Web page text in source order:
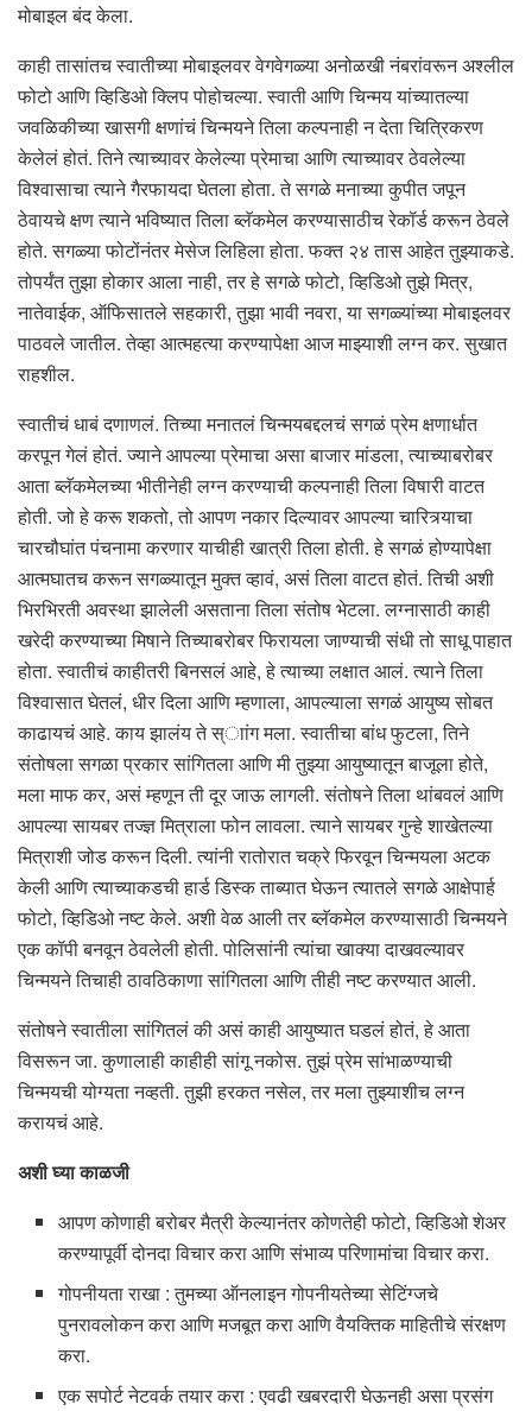
मोबाइल बंद केला.
काही तासांतच स्वातीच्या मोबाइलवर वेगवेगळ्या अनोळखी नंबरांवरून अश्लील
फोटो आणि व्हिडिओ क्लिप पोहोचल्या. स्वाती आणि चिन्मय यांच्यातल्या
जवळिकीच्या खासगी क्षणांचं चिन्मयने तिला कल्पनाही न देता चित्रिकरण
केलेलं होतं. तिने त्याच्यावर केलेल्या प्रेमाचा आणि त्याच्यावर ठेवलेल्या
विश्वासाचा त्याने गैरफायदा घेतला होता. ते सगळे मनाच्या कुपीत जपून
ठेवायचे क्षण त्याने भविष्यात तिला ब्लॅकमेल करण्यासाठीच रेकॉर्ड करून ठेवले
होते. सगळ्या फोटोंनंतर मेसेज लिहिला होता. फक्त २४ तास आहेत तुझ्याकडे.
तोपर्यंत तुझा होकार आला नाही, तर हे सगळे फोटो, व्हिडिओ तुझे मित्र,
नातेवाईक, ऑफिसातले सहकारी, तुझा भावी नवरा, या सगळ्यांच्या मोबाइलवर
पाठवले जातील. तेव्हा आत्महत्या करण्यापेक्षा आज माझ्याशी लग्न कर. सुखात
राहशील.
स्वातीचं धाबं दणाणलं. तिच्या मनातलं चिन्मयबद्दलचं सगळं प्रेम क्षणार्धात
करपून गेलं होतं. ज्याने आपल्या प्रेमाचा असा बाजार मांडला, त्याच्याबरोबर
आता ब्लॅकमेलच्या भीतीनेही लग्न करण्याची कल्पनाही तिला विषारी वाटत
होती. जो हे करू शकतो, तो आपण नकार दिल्यावर आपल्या चारित्र्याचा
चारचौघांत पंचनामा करणार याचीही खात्री तिला होती. हे सगळं होण्यापेक्षा
आत्मघातच करून सगळ्यातून मुक्त व्हावं, असं तिला वाटत होतं. तिची अशी
भिरभिरती अवस्था झालेली असताना तिला संतोष भेटला. लग्नासाठी काही
खरेदी करण्याच्या मिषाने तिच्याबरोबर फिरायला जाण्याची संधी तो साधू पाहात
होता. स्वातीचं काहीतरी बिनसलं आहे, हे त्याच्या लक्षात आलं. त्याने तिला
विश्वासात घेतलं, धीर दिला आणि म्हणाला, आपल्याला सगळं आयुष्य सोबत
काढायचं आहे. काय झालंय ते स्ाांग मला. स्वातीचा बांध फुटला, तिने
संतोषला सगळा प्रकार सांगितला आणि मी तुझ्या आयुष्यातून बाजूला होते,
मला माफ कर, असं म्हणून ती दूर जाऊ लागली. संतोषने तिला थांबवलं आणि
आपल्या सायबर तज्ज्ञ मित्राला फोन लावला. त्याने सायबर गुन्हे शाखेतल्या
मित्राशी जोड करून दिली. त्यांनी रातोरात चक्रे फिरवून चिन्मयला अटक
केली आणि त्याच्याकडची हार्ड डिस्क ताब्यात घेऊन त्यातले सगळे आक्षेपार्ह
फोटो, व्हिडिओ नष्ट केले. अशी वेळ आली तर ब्लॅकमेल करण्यासाठी चिन्मयने
एक कॉपी बनवून ठेवलेली होती. पोलिसांनी त्यांचा खाक्या दाखवल्यावर
चिन्मयने तिचाही ठावठिकाणा सांगितला आणि तीही नष्ट करण्यात आली.
संतोषने स्वातीला सांगितलं की असं काही आयुष्यात घडलं होतं, हे आता
विसरून जा. कुणालाही काहीही सांगू नकोस. तुझं प्रेम सांभाळण्याची
चिन्मयची योग्यता नव्हती. तुझी हरकत नसेल, तर मला तुझ्याशीच लग्न
करायचं आहे.
अशी घ्या काळजी
आपण कोणाही बरोबर मैत्री केल्यानंतर कोणतेही फोटो, व्हिडिओ शेअर
करण्यापूर्वी दोनदा विचार करा आणि संभाव्य परिणामांचा विचार करा.
गोपनीयता राखा : तुमच्या ऑनलाइन गोपनीयतेच्या सेटिंग्जचे
पुनरावलोकन करा आणि मजबूत करा आणि वैयक्तिक माहितीचे संरक्षण
करा.
एक सपोर्ट नेटवर्क तयार करा : एवढी खबरदारी घेऊनही असा प्रसंग